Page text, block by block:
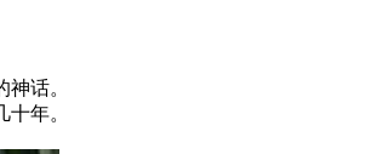
话。
年。